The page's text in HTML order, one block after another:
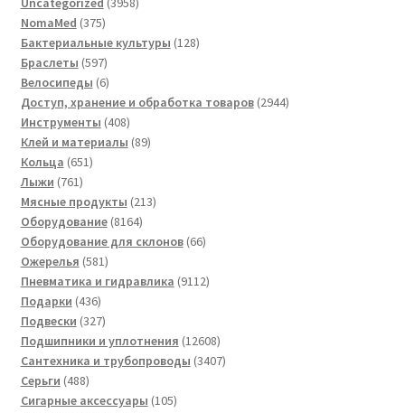
NomaMed 375375
товаров
Бактериальные культуры 128128
Браслеты 597597
товаров
Велосипеды 66
товаров
Доступ, хранение и обработка товаров 29442944
Инструменты 408408
товаров
Клей и материалы 8989
Кольца 651651
Лыжи 761761
товар
Мясные продукты 213213
Оборудование 81648164
товара
Оборудование для склонов 6666
Ожерелья 581581
товар
Пневматика и гидравлика 91129112
Подарки 436436
товаров
Подвески 327327
товаров
Подшипники и уплотнения 1260812608
товаров
Сантехника и трубопроводы 34073407
Серьги 488488
товаров
Сигарные аксессуары 105105